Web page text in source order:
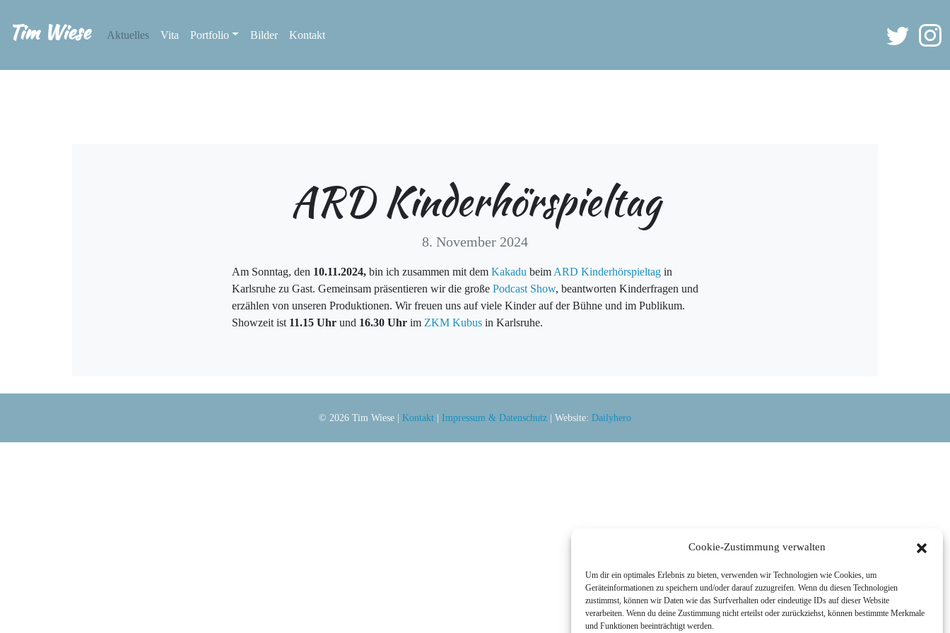
Cookie-Zustimmung verwalten
Um dir ein optimales Erlebnis zu bieten, verwenden wir Technologien wie Cookies, um
Geräteinformationen zu speichern und/oder darauf zuzugreifen. Wenn du diesen Technologien
zustimmst, können wir Daten wie das Surfverhalten oder eindeutige IDs auf dieser Website
verarbeiten. Wenn du deine Zustimmung nicht erteilst oder zurückziehst, können bestimmte Merkmale
und Funktionen beeinträchtigt werden.
Tim Wiese Aktuelles Vita Portfolio Bilder Kontakt
ARD Kinderhörspieltag
8. November 2024
Am Sonntag, den 10.11.2024, bin ich zusammen mit dem Kakadu beim ARD Kinderhörspieltag in
Karlsruhe zu Gast. Gemeinsam präsentieren wir die große Podcast Show, beantworten Kinderfragen und
erzählen von unseren Produktionen. Wir freuen uns auf viele Kinder auf der Bühne und im Publikum.
Showzeit ist 11.15 Uhr und 16.30 Uhr im ZKM Kubus in Karlsruhe.
© 2026 Tim Wiese | Kontakt | Impressum & Datenschutz | Website: Dailyhero